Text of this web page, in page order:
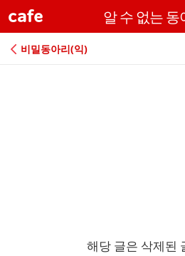
cafe 알 수 없는 동
비밀동아리(익)
해당 글은 삭제된